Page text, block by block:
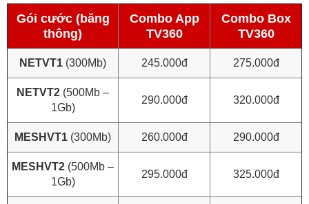
Gói cước (băng
thông)
Combo App
TV360
Combo Box
TV360
NETVT1 (300Mb) 245.000đ 275.000đ
NETVT2 (500Mb –
1Gb)
290.000đ 320.000đ
MESHVT1 (300Mb) 260.000đ 290.000đ
MESHVT2 (500Mb –
1Gb)
295.000đ 325.000đ